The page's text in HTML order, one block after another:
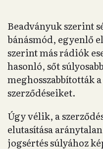
Beadványuk szerint
bánásmód, egyenlő
szerint más rádiók
hasonló, sőt
meghosszabbították
szerződéseiket.
Úgy vélik, a
elutasítása
jogsértés súlyához